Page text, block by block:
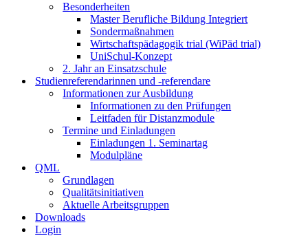
Besonderheiten
Master Berufliche Bildung Integriert
Sondermaßnahmen
Wirtschaftspädagogik trial (WiPäd trial)
UniSchul-Konzept
2. Jahr an Einsatzschule
Studienreferendarinnen und -referendare
Informationen zur Ausbildung
Informationen zu den Prüfungen
Leitfaden für Distanzmodule
Termine und Einladungen
Einladungen 1. Seminartag
Modulpläne
QML
Grundlagen
Qualitätsinitiativen
Aktuelle Arbeitsgruppen
Downloads
Login